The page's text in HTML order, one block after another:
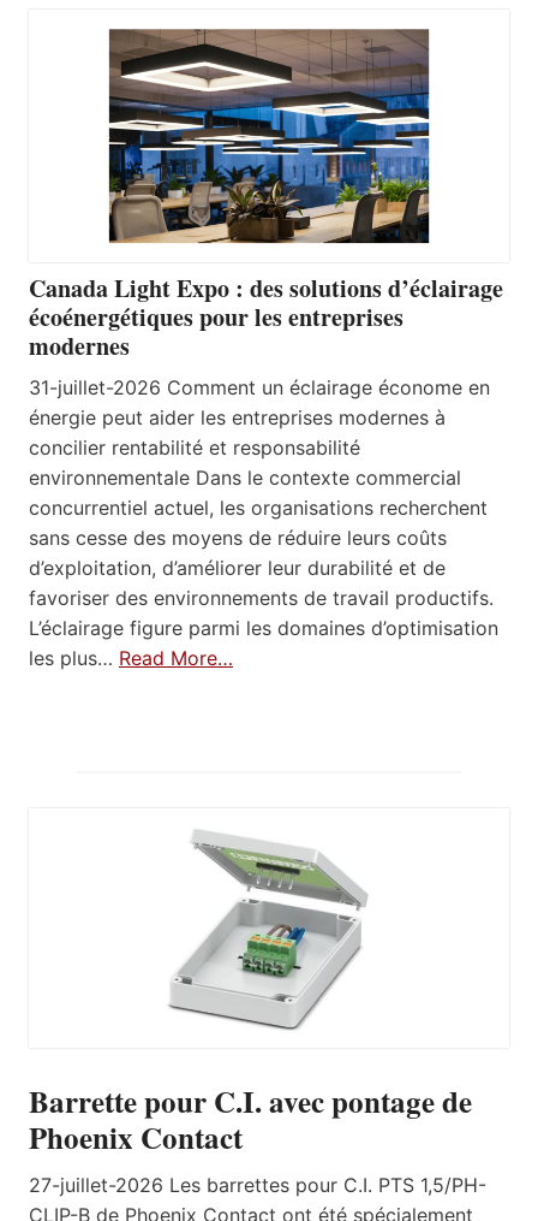
Canada Light Expo : des solutions d’éclairage
écoénergétiques pour les entreprises
modernes
31-juillet-2026 Comment un éclairage économe en
énergie peut aider les entreprises modernes à
concilier rentabilité et responsabilité
environnementale Dans le contexte commercial
concurrentiel actuel, les organisations recherchent
sans cesse des moyens de réduire leurs coûts
d’exploitation, d’améliorer leur durabilité et de
favoriser des environnements de travail productifs.
L’éclairage figure parmi les domaines d’optimisation
les plus… Read More…
Barrette pour C.I. avec pontage de
Phoenix Contact
27-juillet-2026 Les barrettes pour C.I. PTS 1,5/PH-
CLIP-B de Phoenix Contact ont été spécialement